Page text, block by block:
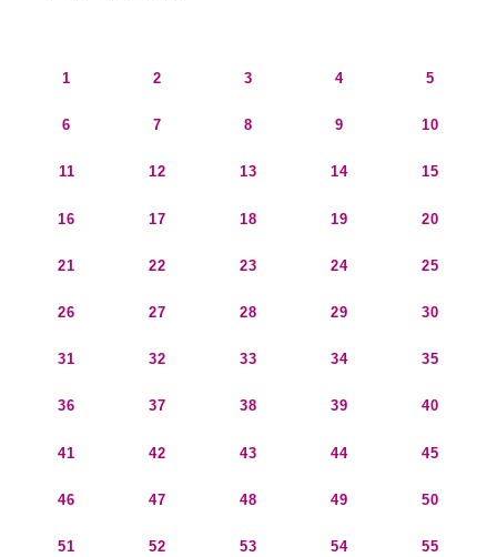
1 2 3 4 5
6 7 8 9 10
11 12 13 14 15
16 17 18 19 20
21 22 23 24 25
26 27 28 29 30
31 32 33 34 35
36 37 38 39 40
41 42 43 44 45
46 47 48 49 50
51 52 53 54 55